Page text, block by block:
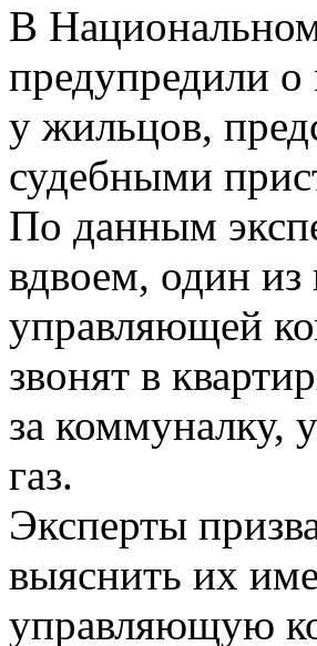
В
предупредили
у жильцов,
судебными
По данным
вдвоем, один из
управляющей
звонят в
за коммуналку,
газ.
Эксперты
выяснить их
управляющую